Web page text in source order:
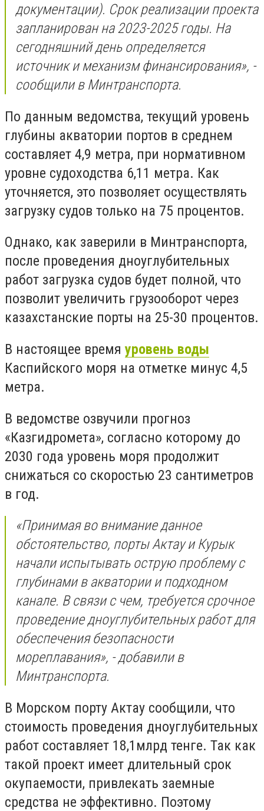
документации). Срок реализации проекта
запланирован на 2023-2025 годы. На
сегодняшний день определяется
источник и механизм финансирования», -
сообщили в Минтранспорта.
По данным ведомства, текущий уровень
глубины акватории портов в среднем
составляет 4,9 метра, при нормативном
уровне судоходства 6,11 метра. Как
уточняется, это позволяет осуществлять
загрузку судов только на 75 процентов.
Однако, как заверили в Минтранспорта,
после проведения дноуглубительных
работ загрузка судов будет полной, что
позволит увеличить грузооборот через
казахстанские порты на 25-30 процентов.
В настоящее время уровень воды
Каспийского моря на отметке минус 4,5
метра.
В ведомстве озвучили прогноз
«Казгидромета», согласно которому до
2030 года уровень моря продолжит
снижаться со скоростью 23 сантиметров
в год.
«Принимая во внимание данное
обстоятельство, порты Актау и Курык
начали испытывать острую проблему с
глубинами в акватории и подходном
канале. В связи с чем, требуется срочное
проведение дноуглубительных работ для
обеспечения безопасности
мореплавания», - добавили в
Минтранспорта.
В Морском порту Актау сообщили, что
стоимость проведения дноуглубительных
работ составляет 18,1млрд тенге. Так как
такой проект имеет длительный срок
окупаемости, привлекать заемные
средства не эффективно. Поэтому